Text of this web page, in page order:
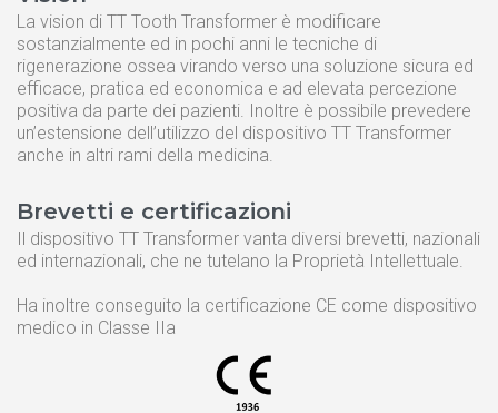
La vision di TT Tooth Transformer è modificare
sostanzialmente ed in pochi anni le tecniche di
rigenerazione ossea virando verso una soluzione sicura ed
efficace, pratica ed economica e ad elevata percezione
positiva da parte dei pazienti. Inoltre è possibile prevedere
un’estensione dell’utilizzo del dispositivo TT Transformer
anche in altri rami della medicina.
Brevetti e certificazioni
Il dispositivo TT Transformer vanta diversi brevetti, nazionali
ed internazionali, che ne tutelano la Proprietà Intellettuale.
Ha inoltre conseguito la certificazione CE come dispositivo
medico in Classe IIa
Grinder
Monouso
TT Fairy
Cookie Policy
Privacy Policy